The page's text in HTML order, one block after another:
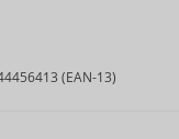
(EAN-13)